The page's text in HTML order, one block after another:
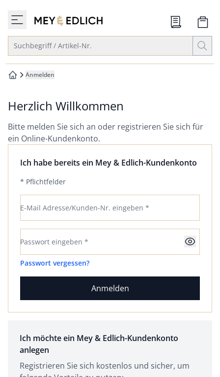
springen
springen
zur Startseite
Suchbegriff / Artikel-Nr.
zur Startseite
Anmelden
Herzlich Willkommen
Bitte melden Sie sich an oder registrieren Sie sich für
ein Online-Kundenkonto.
Ich habe bereits ein Mey & Edlich-Kundenkonto
* Pflichtfelder
E-Mail Adresse/Kunden-Nr. eingeben *
Passwort eingeben *
Anzeigen
Passwort vergessen?
Anmelden
Ich möchte ein Mey & Edlich-Kundenkonto
anlegen
Registrieren Sie sich kostenlos und sicher, um